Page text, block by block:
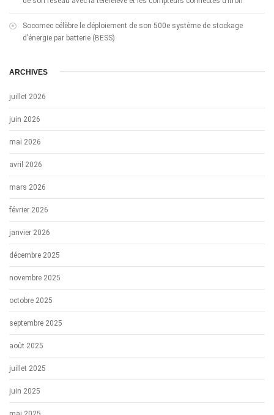
Socomec célèbre le déploiement de son 500e système de stockage
d’énergie par batterie (BESS)
ARCHIVES
juillet 2026
juin 2026
mai 2026
avril 2026
mars 2026
février 2026
janvier 2026
décembre 2025
novembre 2025
octobre 2025
septembre 2025
août 2025
juillet 2025
juin 2025